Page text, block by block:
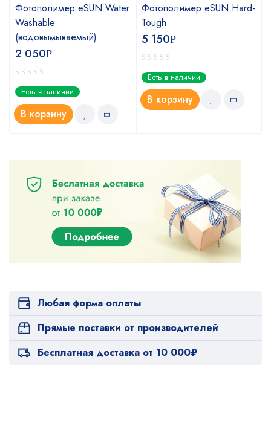
Фотополимер eSUN Water
Washable
(водовымываемый)
2 050Р
Есть в наличии
В корзину
Фотополимер eSUN Hard-
Tough
5 150Р
Есть в наличии
В корзину
Любая форма оплаты
Прямые поставки от производителей
Бесплатная доставка от 10 000₽